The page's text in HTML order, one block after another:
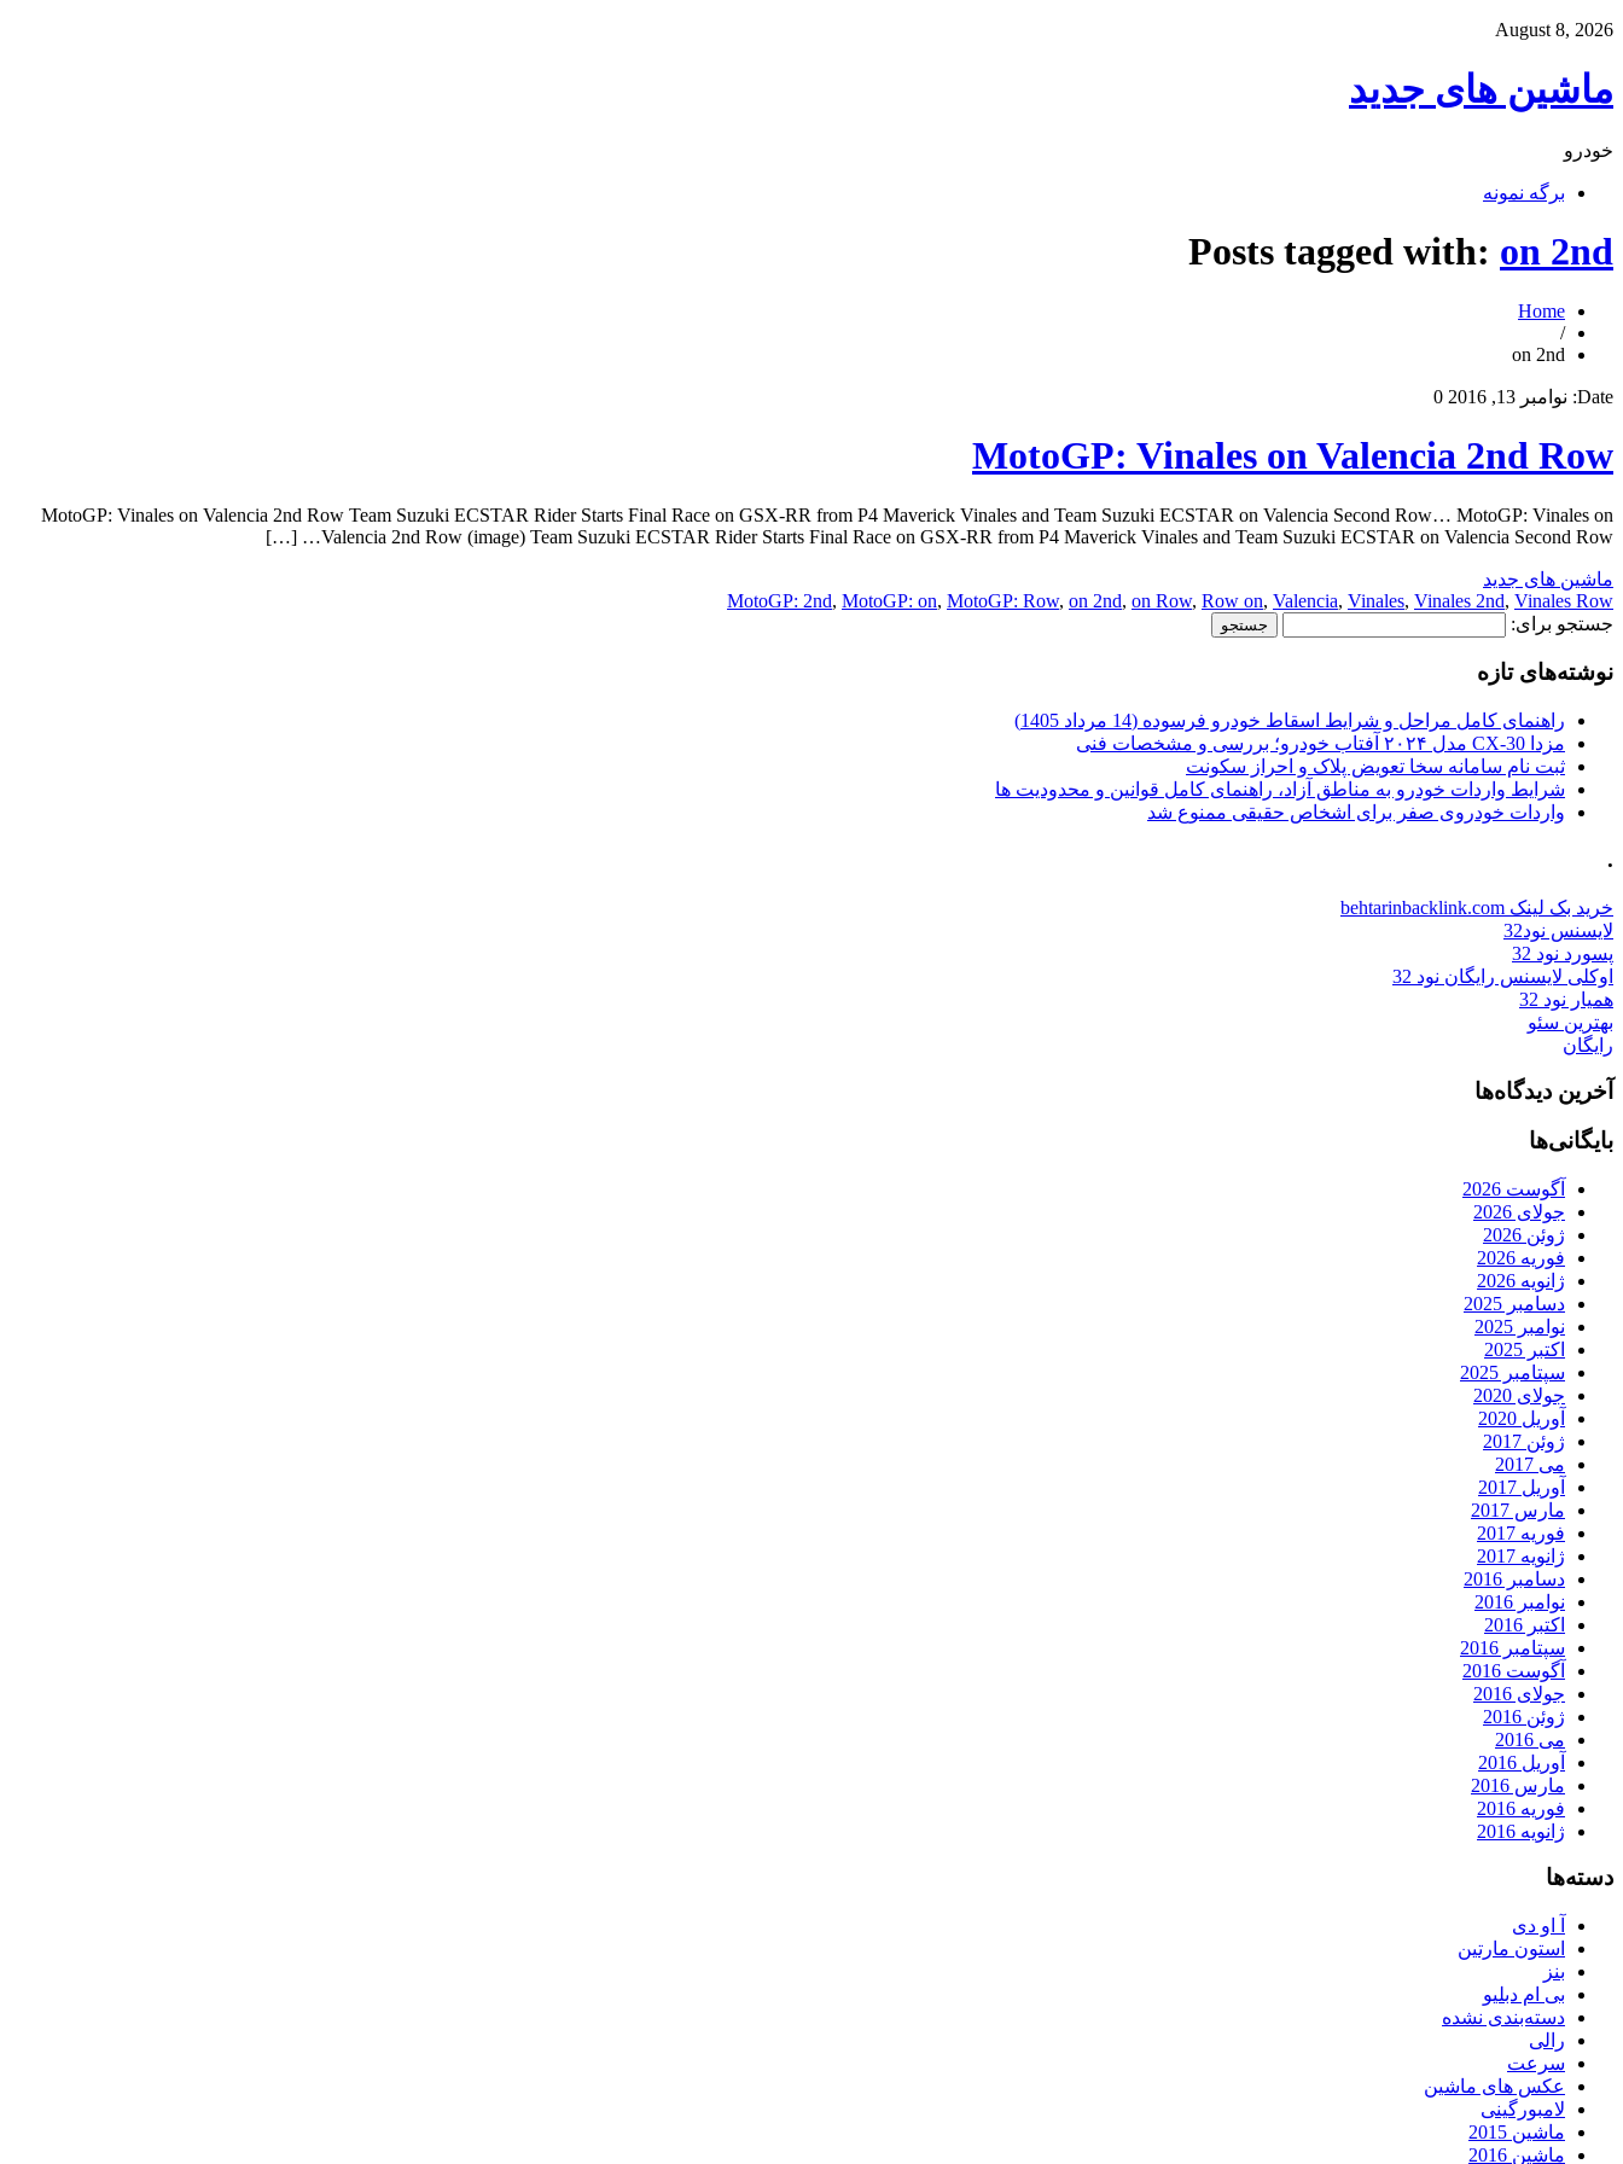
August 8, 2026
ماشین های جدید
خودرو
برگه نمونه
Posts tagged with: on 2nd
Home
/
on 2nd
Date: نوامبر 13, 2016 0
MotoGP: Vinales on Valencia 2nd Row
MotoGP: Vinales on Valencia 2nd Row Team Suzuki ECSTAR Rider Starts Final Race on GSX-RR from P4 Maverick Vinales and Team Suzuki ECSTAR on Valencia Second Row… MotoGP: Vinales on
Valencia 2nd Row (image) Team Suzuki ECSTAR Rider Starts Final Race on GSX-RR from P4 Maverick Vinales and Team Suzuki ECSTAR on Valencia Second Row… […]
ماشین های جدید
MotoGP: 2nd, MotoGP: on, MotoGP: Row, on 2nd, on Row, Row on, Valencia, Vinales, Vinales 2nd, Vinales Row
جستجو برای:
نوشته‌های تازه
راهنمای کامل مراحل و شرایط اسقاط خودرو فرسوده (14 مرداد 1405)
مزدا CX-30 مدل ۲۰۲۴ آفتاب خودرو؛ بررسی و مشخصات فنی
ثبت نام سامانه سخا تعویض پلاک و احراز سکونت
شرایط واردات خودرو به مناطق آزاد، راهنمای کامل قوانین و محدودیت ها
واردات خودروی صفر برای اشخاص حقیقی ممنوع شد
.
خرید بک لینک behtarinbacklink.com
لایسنس نود32
پسورد نود 32
اوکلی لایسنس رایگان نود 32
همیار نود 32
بهترین سئو
رایگان
آخرین دیدگاه‌ها
بایگانی‌ها
آگوست 2026
جولای 2026
ژوئن 2026
فوریه 2026
ژانویه 2026
دسامبر 2025
نوامبر 2025
اکتبر 2025
سپتامبر 2025
جولای 2020
آوریل 2020
ژوئن 2017
می 2017
آوریل 2017
مارس 2017
فوریه 2017
ژانویه 2017
دسامبر 2016
نوامبر 2016
اکتبر 2016
سپتامبر 2016
آگوست 2016
جولای 2016
ژوئن 2016
می 2016
آوریل 2016
مارس 2016
فوریه 2016
ژانویه 2016
دسته‌ها
آ او دی
استون مارتین
بنز
بی ام دبلیو
دسته‌بندی نشده
رالی
سرعت
عکس های ماشین
لامبورگینی
ماشین 2015
ماشین 2016